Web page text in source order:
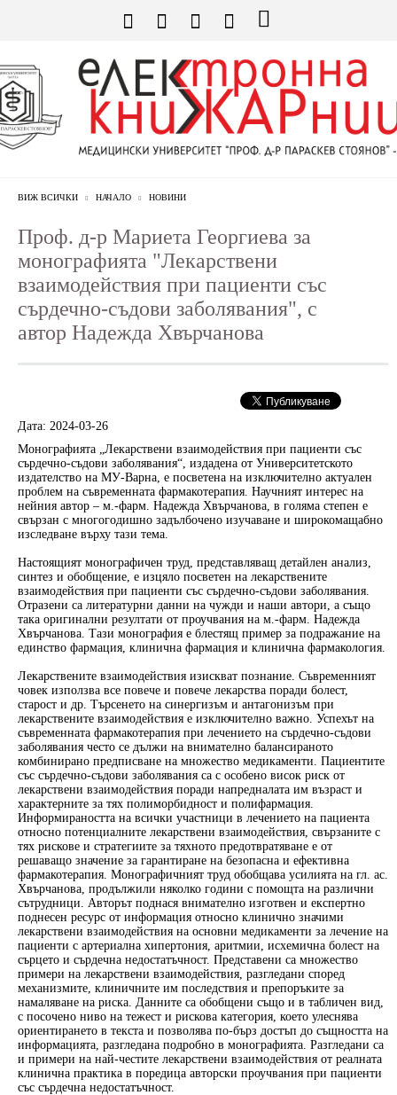
ВИЖ ВСИЧКИ НАЧАЛО НОВИНИ
Проф. д-р Мариета Георгиева за
монографията "Лекарствени
взаимодействия при пациенти със
сърдечно-съдови заболявания", с
автор Надежда Хвърчанова
Дата: 2024-03-26
Монографията „Лекарствени взаимодействия при пациенти със
сърдечно-съдови заболявания“, издадена от Университетското
издателство на МУ-Варна, е посветена на изключително актуален
проблем на съвременната фармакотерапия. Научният интерес на
нейния автор – м.-фарм. Надежда Хвърчанова, в голяма степен е
свързан с многогодишно задълбочено изучаване и широкомащабно
изследване върху тази тема.
Настоящият монографичен труд, представляващ детайлен анализ,
синтез и обобщение, е изцяло посветен на лекарствените
взаимодействия при пациенти със сърдечно-съдови заболявания.
Отразени са литературни данни на чужди и наши автори, а също
така оригинални резултати от проучвания на м.-фарм. Надежда
Хвърчанова. Тази монография е блестящ пример за подражание на
единство фармация, клинична фармация и клинична фармакология.
Лекарствените взаимодействия изискват познание. Съвременният
човек използва все повече и повече лекарства поради болест,
старост и др. Търсенето на синергизъм и антагонизъм при
лекарствените взаимодействия е изключително важно. Успехът на
съвременната фармакотерапия при лечението на сърдечно-съдови
заболявания често се дължи на внимателно балансираното
комбинирано предписване на множество медикаменти. Пациентите
със сърдечно-съдови заболявания са с особено висок риск от
лекарствени взаимодействия поради напредналата им възраст и
характерните за тях полиморбидност и полифармация.
Информираността на всички участници в лечението на пациента
относно потенциалните лекарствени взаимодействия, свързаните с
тях рискове и стратегиите за тяхното предотвратяване е от
решаващо значение за гарантиране на безопасна и ефективна
фармакотерапия. Монографичният труд обобщава усилията на гл. ас.
Хвърчанова, продължили няколко години с помощта на различни
сътрудници. Авторът поднася внимателно изготвен и експертно
поднесен ресурс от информация относно клинично значими
лекарствени взаимодействия на основни медикаменти за лечение на
пациенти с артериална хипертония, аритмии, исхемична болест на
сърцето и сърдечна недостатъчност. Представени са множество
примери на лекарствени взаимодействия, разгледани според
механизмите, клиничните им последствия и препоръките за
намаляване на риска. Данните са обобщени също и в табличен вид,
с посочено ниво на тежест и рискова категория, което улеснява
ориентирането в текста и позволява по-бърз достъп до същността на
информацията, разгледана подробно в монографията. Разгледани са
и примери на най-честите лекарствени взаимодействия от реалната
клинична практика в поредица авторски проучвания при пациенти
със сърдечна недостатъчност.